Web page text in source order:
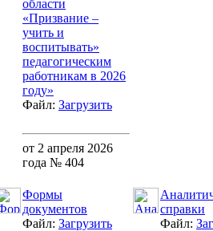
области
«Призвание –
учить и
воспитывать»
педагогическим
работникам в 2026
году»
Файл: Загрузить
от 2 апреля 2026
года № 404
Формы
документов
Файл: Загрузить
справки
Файл: